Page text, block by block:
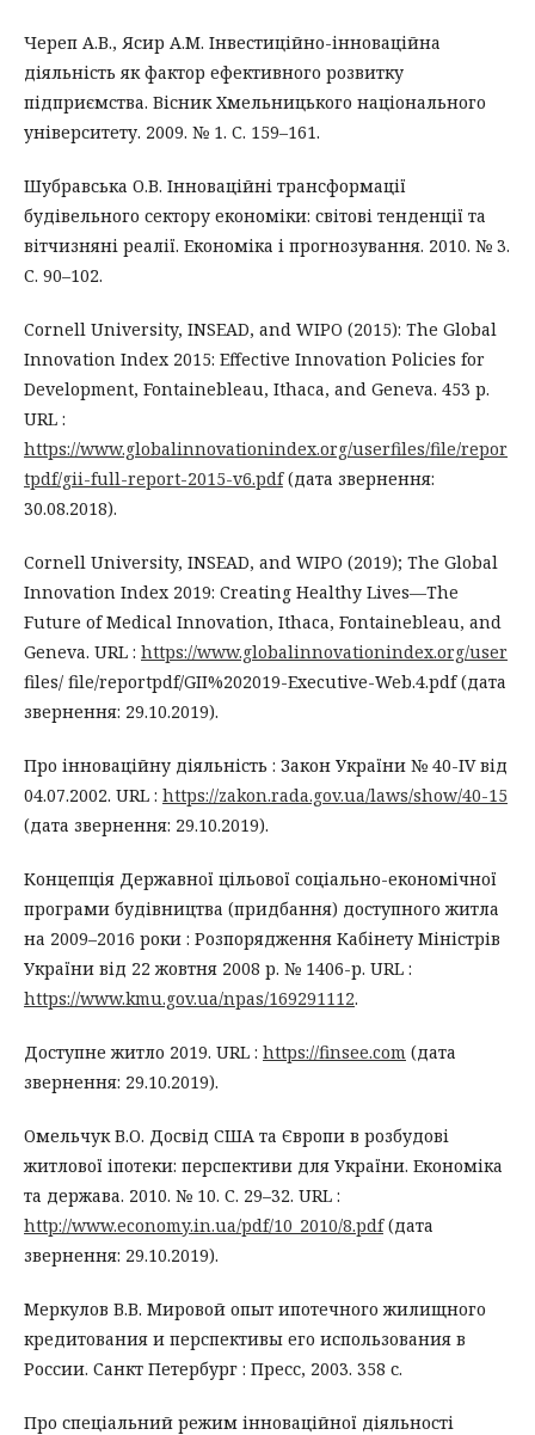
Череп А.В., Ясир А.М. Інвестиційно-інноваційна
діяльність як фактор ефективного розвитку
підприємства. Вісник Хмельницького національного
університету. 2009. № 1. С. 159–161.
Шубравська О.В. Інноваційні трансформації
будівельного сектору економіки: світові тенденції та
вітчизняні реалії. Економіка і прогнозування. 2010. № 3.
С. 90–102.
Cornell University, INSEAD, and WIPO (2015): The Global
Innovation Index 2015: Effective Innovation Policies for
Development, Fontainebleau, Ithaca, and Geneva. 453 р.
URL :
https://www.globalinnovationindex.org/userfiles/file/repor
tpdf/gii-full-report-2015-v6.pdf(дата звернення:
30.08.2018).
Cornell University, INSEAD, and WIPO (2019); The Global
Innovation Index 2019: Creating Healthy Lives—The
Future of Medical Innovation, Ithaca, Fontainebleau, and
Geneva. URL : https://www.globalinnovationindex.org/user
files/ file/reportpdf/GII%202019-Executive-Web.4.pdf (дата
звернення: 29.10.2019).
Про інноваційну діяльність : Закон України № 40-ІV від
04.07.2002. URL : https://zakon.rada.gov.ua/laws/show/40-15
(дата звернення: 29.10.2019).
Концепція Державної цільової соціально-економічної
програми будівництва (придбання) доступного житла
на 2009–2016 роки : Розпорядження Кабінету Міністрів
України від 22 жовтня 2008 р. № 1406-р. URL :
https://www.kmu.gov.ua/npas/169291112.
Доступне житло 2019. URL : https://finsee.com (дата
звернення: 29.10.2019).
Омельчук В.О. Досвід США та Європи в розбудові
житлової іпотеки: перспективи для України. Економіка
та держава. 2010. № 10. С. 29–32. URL :
http://www.economy.in.ua/pdf/10_2010/8.pdf(дата
звернення: 29.10.2019).
Меркулов В.В. Мировой опыт ипотечного жилищного
кредитования и перспективы его использования в
России. Санкт Петербург : Пресс, 2003. 358 с.
Про спеціальний режим інноваційної діяльності